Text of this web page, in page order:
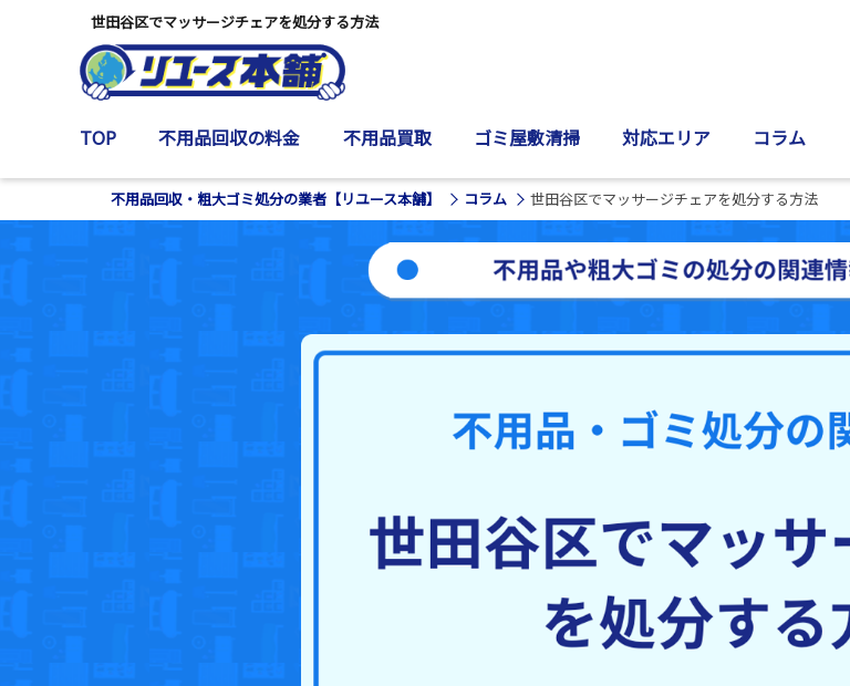
TOP 不用品回収の料金 不用品買取 ゴミ屋敷清掃 対応エリア コラム
世田谷区でマッサージチェアを処分する方法
不用品回収・粗大ゴミ処分の業者【リユース本舗】 コラム 世田谷区でマッサージチェアを処分する方法